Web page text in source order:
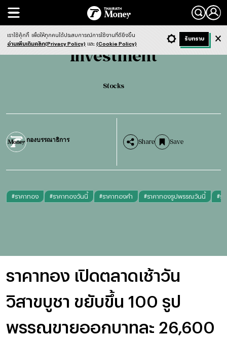
Search
Investment Stocks
Investment
Stocks
กองบรรณาธิการ Share Save
#ราคาทอง #ราคาทองวันนี้ #ราคาทองคำ #ราคาทองรูปพรรณวันนี้ #ร
ราคาทอง เปิดตลาดเช้าวัน
วิสาขบูชา ขยับขึ้น 100 รูป
พรรณขายออกบาทละ 26,600
- ก + ก Dark ฟังข่าว
เราใช้คุ้กกี้ เพื่อให้ทุกคนได้ประสบการณ์การใช้งานที่ดียิ่งขึ้น
อ่านเพิ่มเติมคลิก(Privacy Policy) และ (Cookie Policy)
รับทราบ